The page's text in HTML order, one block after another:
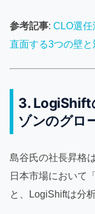
参考記事: CLO選任
直面する3つの壁と
3. LogiShift
ゾンのグロ
島谷氏の社長昇格
日本市場において
と、LogiShiftは分